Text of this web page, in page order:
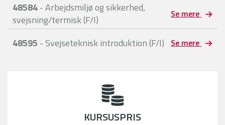
48584- Arbejdsmiljø og sikkerhed,
svejsning/termisk (F/I)
Se mere
48595 - Svejseteknisk introduktion (F/I) Se mere
KURSUSPRIS